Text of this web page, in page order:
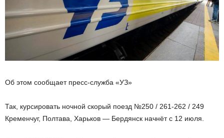
Об этом сообщает пресс-служба «УЗ»
Так, курсировать ночной скорый поезд №250 / 261-262 / 249
Кременчуг, Полтава, Харьков — Бердянск начнёт с 12 июля.